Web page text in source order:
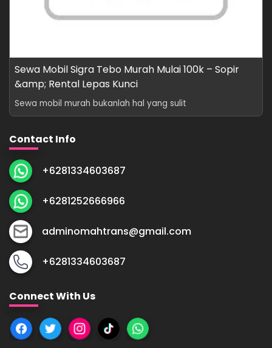
Sewa Mobil Sigra Tebo Murah Mulai 100k – Sopir
&amp; Rental Lepas Kunci
Sewa mobil murah bukanlah hal yang sulit
Contact Info
+6281334603687
+6281252666966
adminomahtrans@gmail.com
+6281334603687
Connect With Us